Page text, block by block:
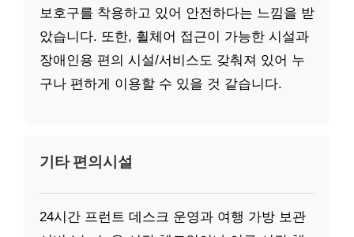
보호구를 착용하고 있어 안전하다는 느낌을 받
았습니다. 또한, 휠체어 접근이 가능한 시설과
장애인용 편의 시설/서비스도 갖춰져 있어 누
구나 편하게 이용할 수 있을 것 같습니다.
기타 편의시설
24시간 프런트 데스크 운영과 여행 가방 보관